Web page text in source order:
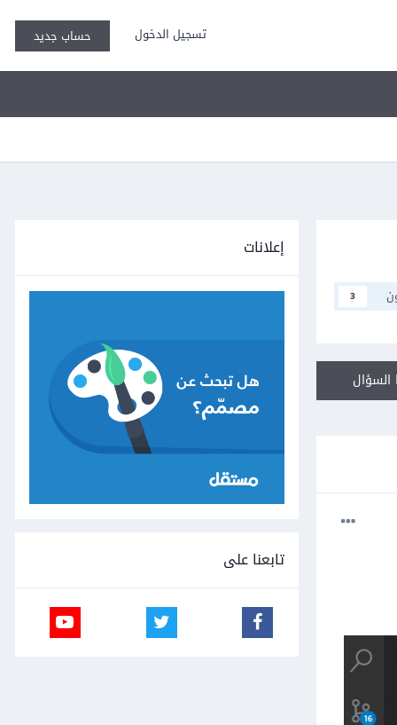
تسجيل الدخول حساب جديد
3
إعلانات
تابعنا على